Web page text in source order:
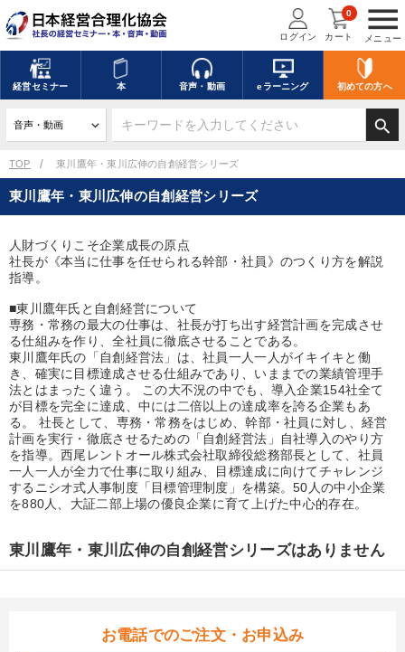
menu
メニュー
ログイン カート
0
経営セミナー 本 音声・動画 eラーニング 初めての方へ
search
キーワードを入力して探す
デジタル版対応のみ検索結果に表示する
search
mic 講演収録物を探す
全国経営者セミナー講演収録物（全1315タイトル）からお探しいただけ
ます
カテゴリー
優秀各社の智恵と戦略 事業家のロマンと経営
若手異才経営者の発想 専門家のアドバイス
リーダーの器量を学ぶ
テーマ
2026年夏季全国経営者セミナー収録講演ＣＤ・講演ＤＶＤ・デジ
TOP 東川鷹年・東川広伸の自創経営シリーズ
お電話でのご注文・お申込み
東川鷹年・東川広伸の自創経営シリーズ
人財づくりこそ企業成長の原点
社長が《本当に仕事を任せられる幹部・社員》のつくり方を解説
指導。
■東川鷹年氏と自創経営について
専務・常務の最大の仕事は、社長が打ち出す経営計画を完成させ
る仕組みを作り、全社員に徹底させることである。
東川鷹年氏の「自創経営法」は、社員一人一人がイキイキと働
き、確実に目標達成させる仕組みであり、いままでの業績管理手
法とはまったく違う。 この大不況の中でも、導入企業154社全て
が目標を完全に達成、中には二倍以上の達成率を誇る企業もあ
る。 社長として、専務・常務をはじめ、幹部・社員に対し、経営
計画を実行・徹底させるための「自創経営法」自社導入のやり方
を指導。西尾レントオール株式会社取締役総務部長として、社員
一人一人が全力で仕事に取り組み、目標達成に向けてチャレンジ
するニシオ式人事制度「目標管理制度」を構築。50人の中小企業
を880人、大証二部上場の優良企業に育て上げた中心的存在。
東川鷹年・東川広伸の自創経営シリーズはありません